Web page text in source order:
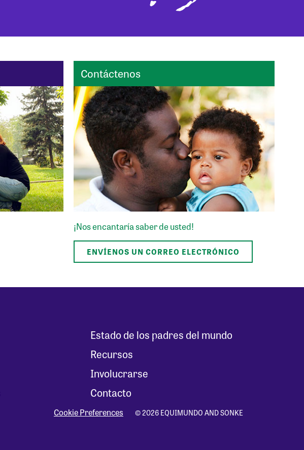
Contáctenos
¡Nos encantaría saber de usted!
ENVÍENOS UN CORREO ELECTRÓNICO
Estado de los padres del mundo
Recursos
Involucrarse
Contacto
Cookie Preferences © 2026 EQUIMUNDO AND SONKE